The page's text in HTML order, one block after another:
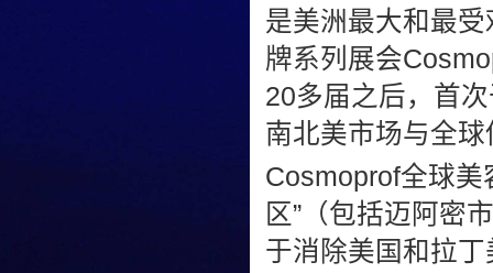
是美洲最大和最
牌系列展会
20多届之后，首
南北美市场与全
Cosmoprof全球美
区”（包括迈阿密
于消除美国和拉